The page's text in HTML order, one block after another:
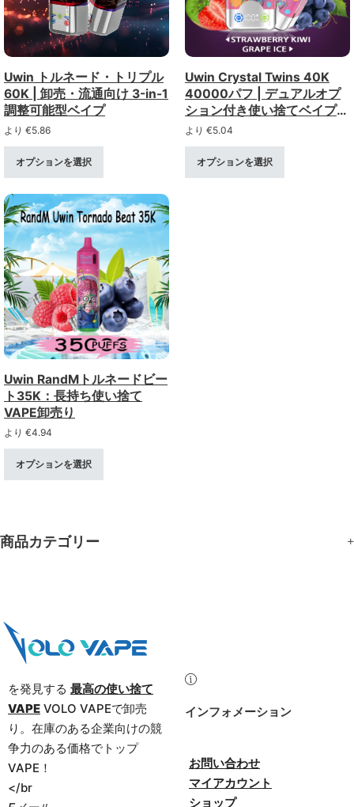
Uwin トルネード・トリプル
60K | 卸売・流通向け 3-in-1
調整可能型ベイプ
より €5.86
オプションを選択
Uwin Crystal Twins 40K
40000パフ | デュアルオプ
ション付き使い捨てベイプの
卸売り
より €5.04
オプションを選択
Uwin RandMトルネードビー
ト35K：長持ち使い捨て
VAPE卸売り
より €4.94
オプションを選択
商品カテゴリー
を発見する 最高の使い捨て
VAPE VOLO VAPEで卸売
り。在庫のある企業向けの競
争力のある価格でトップ
VAPE！
</br
インフォメーション
お問い合わせ
マイアカウント
ショップ